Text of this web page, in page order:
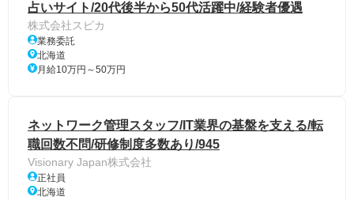
占いサイト/20代後半から50代活躍中/経験者優遇
株式会社スピカ
業務委託
北海道
月給10万円～50万円
ネットワーク管理スタッフ/IT業界の基盤を支える/転
職回数不問/研修制度多数あり/945
Visionary Japan株式会社
正社員
北海道